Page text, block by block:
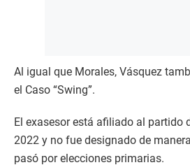
Al igual que Morales, Vásquez
el Caso “Swing”.
El exasesor está afiliado al partido
2022 y no fue designado de
pasó por elecciones primarias.